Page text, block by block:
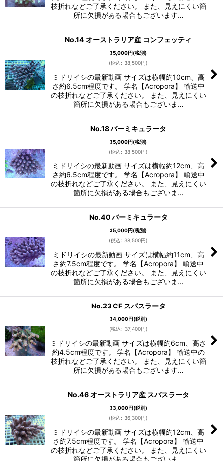
枝折れなどご了承ください。 また、見えにくい箇
所に欠損がある場合もございます…
No.14 オーストラリア産 コンフェッティ
35,000円(税別)
(税込 : 38,500円)
ミドリイシの最新動画 サイズは横幅約10cm、高
さ約6.5cm程度です。 学名【Acropora】 輸送中
の枝折れなどご了承ください。 また、見えにくい
箇所に欠損がある場合もございま…
No.18 バーミキュラータ
35,000円(税別)
(税込 : 38,500円)
ミドリイシの最新動画 サイズは横幅約12cm、高
さ約6.5cm程度です。 学名【Acropora】 輸送中
の枝折れなどご了承ください。 また、見えにくい
箇所に欠損がある場合もございま…
No.40 バーミキュラータ
35,000円(税別)
(税込 : 38,500円)
ミドリイシの最新動画 サイズは横幅約11cm、高
さ約7.5cm程度です。 学名【Acropora】 輸送中
の枝折れなどご了承ください。 また、見えにくい
箇所に欠損がある場合もございま…
No.23 CF スパスラータ
34,000円(税別)
(税込 : 37,400円)
ミドリイシの最新動画 サイズは横幅約6cm、高さ
約4.5cm程度です。 学名【Acropora】 輸送中の
枝折れなどご了承ください。 また、見えにくい箇
所に欠損がある場合もございます…
No.46 オーストラリア産 スパスラータ
33,000円(税別)
(税込 : 36,300円)
ミドリイシの最新動画 サイズは横幅約12cm、高
さ約7.5cm程度です。 学名【Acropora】 輸送中
の枝折れなどご了承ください。 また、見えにくい
箇所に欠損がある場合もございま…